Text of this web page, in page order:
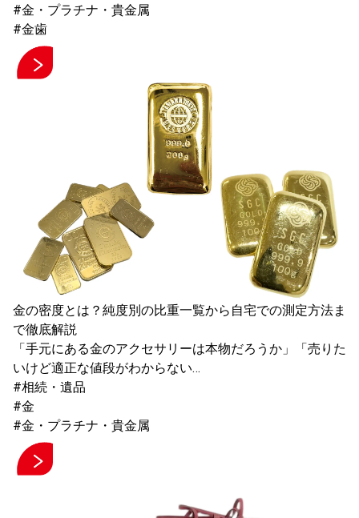
#金・プラチナ・貴金属
#金歯
金の密度とは？純度別の比重一覧から自宅での測定方法ま
で徹底解説
「手元にある金のアクセサリーは本物だろうか」「売りた
いけど適正な値段がわからない…
#相続・遺品
#金
#金・プラチナ・貴金属